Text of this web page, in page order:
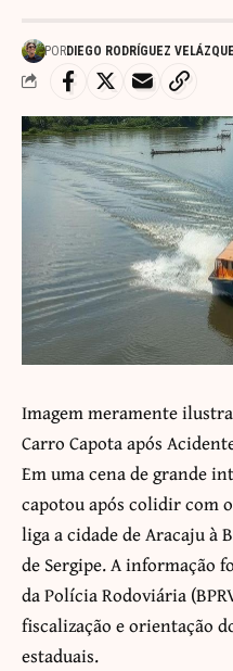
PORDIEGO RODRÍGUEZ
Imagem meramente
Carro Capota após
Em uma cena de grande
capotou após colidir com
liga a cidade de Aracaju à
de Sergipe. A informação
da Polícia Rodoviária
fiscalização e orientação
estaduais.